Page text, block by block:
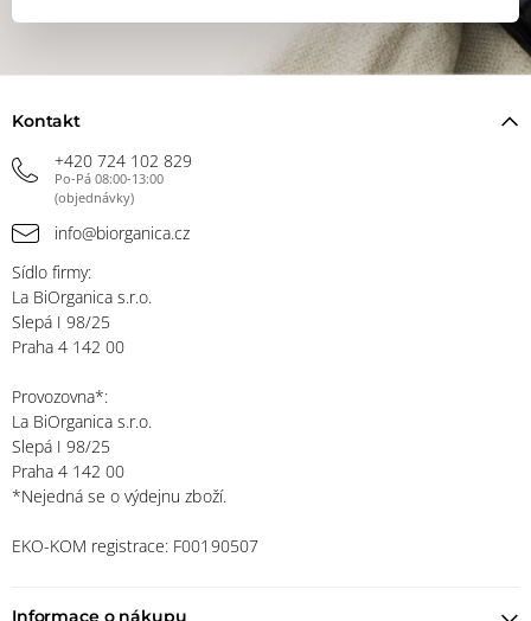
Kontakt
+420 724 102 829
Po-Pá 08:00-13:00
(objednávky)
info@biorganica.cz
Sídlo firmy:
La BiOrganica s.r.o.
Slepá I 98/25
Praha 4 142 00
Provozovna*:
La BiOrganica s.r.o.
Slepá I 98/25
Praha 4 142 00
*Nejedná se o výdejnu zboží.
EKO-KOM registrace: F00190507
Informace o nákupu